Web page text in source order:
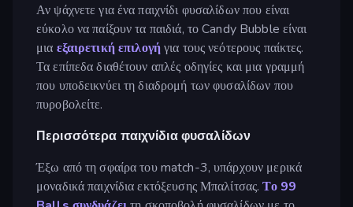
Αν ψάχνετε για ένα παιχνίδι φυσαλίδων που είναι
εύκολο να παίξουν τα παιδιά, το Candy Bubble είναι
μια εξαιρετική επιλογήγια τους νεότερους παίκτες.
Τα επίπεδα διαθέτουν απλές οδηγίες και μια γραμμή
που υποδεικνύει τη διαδρομή των φυσαλίδων που
πυροβολείτε.
Περισσότερα παιχνίδια φυσαλίδων
Έξω από τη σφαίρα του match-3, υπάρχουν μερικά
μοναδικά παιχνίδια εκτόξευσης Μπαλίτσας.Το 99